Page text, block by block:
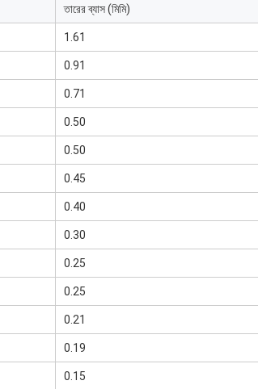
তারের ব্যাস (মিমি)
1.61
0.91
0.71
0.50
0.50
0.45
0.40
0.30
0.25
0.25
0.21
0.19
0.15